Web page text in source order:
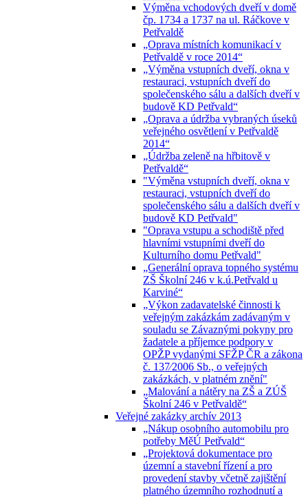
Výměna vchodových dveří v domě
čp. 1734 a 1737 na ul. Ráčkove v
Petřvaldě
„Oprava místních komunikací v
Petřvaldě v roce 2014“
„Výměna vstupních dveří, okna v
restauraci, vstupních dveří do
společenského sálu a dalších dveří v
budově KD Petřvald“
„Oprava a údržba vybraných úseků
veřejného osvětlení v Petřvaldě
2014“
„Údržba zeleně na hřbitově v
Petřvaldě“
"Výměna vstupních dveří, okna v
restauraci, vstupních dveří do
společenského sálu a dalších dveří v
budově KD Petřvald"
"Oprava vstupu a schodiště před
hlavními vstupními dveří do
Kulturního domu Petřvald"
„Generální oprava topného systému
ZŠ Školní 246 v k.ú.Petřvald u
Karviné“
„Výkon zadavatelské činnosti k
veřejným zakázkám zadávaným v
souladu se Závaznými pokyny pro
žadatele a příjemce podpory v
OPŽP vydanými SFŽP ČR a zákona
č. 137⁄2006 Sb., o veřejných
zakázkách, v platném znění"
„Malování a nátěry na ZŠ a ZÚŠ
Školní 246 v Petřvaldě“
Veřejné zakázky archív 2013
„Nákup osobního automobilu pro
potřeby MěÚ Petřvald“
„Projektová dokumentace pro
územní a stavební řízení a pro
provedení stavby včetně zajištění
platného územního rozhodnutí a